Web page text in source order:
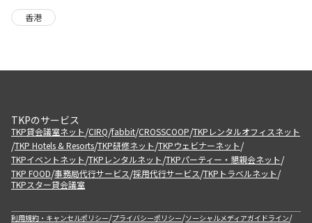
香港
TKPのサービス
TKP貸会議室ネット/CIRQ/fabbit/CROSSCOOP/TKPレンタルオフィスネット
/TKP Hotels & Resorts/TKP研修ネット/TKPウェビナーネット/
TKPイベントネット/TKPレンタルネット/TKPパーティー・懇親会ネット/
TKP FOOD/事務局代行サービス/採用代行サービス/TKPトラベルネット/
TKPスター貸会議室
利用規約・キャンセルポリシー/プライバシーポリシー/ソーシャルメディアガイドライン/